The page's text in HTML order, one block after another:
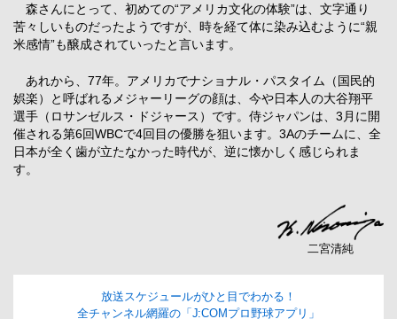
森さんにとって、初めての“アメリカ文化の体験”は、文字通り
苦々しいものだったようですが、時を経て体に染み込むように“親
米感情”も醸成されていったと言います。
あれから、77年。アメリカでナショナル・パスタイム（国民的
娯楽）と呼ばれるメジャーリーグの顔は、今や日本人の大谷翔平
選手（ロサンゼルス・ドジャース）です。侍ジャパンは、3月に開
催される第6回WBCで4回目の優勝を狙います。3Aのチームに、全
日本が全く歯が立たなかった時代が、逆に懐かしく感じられま
す。
二宮清純
放送スケジュールがひと目でわかる！
全チャンネル網羅の「J:COMプロ野球アプリ」